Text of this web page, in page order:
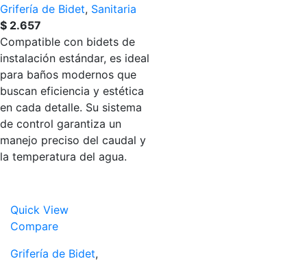
Grifería de Bidet, Sanitaria
$ 2.657
Compatible con bidets de
instalación estándar, es ideal
para baños modernos que
buscan eficiencia y estética
en cada detalle. Su sistema
de control garantiza un
manejo preciso del caudal y
la temperatura del agua.
Quick View
Compare
Grifería de Bidet,